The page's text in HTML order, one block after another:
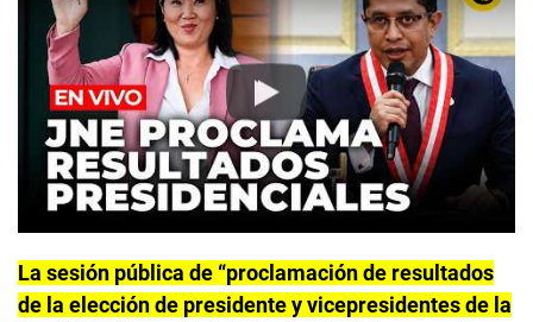
Play
La sesión pública de “proclamación de resultados
de la elección de presidente y vicepresidentes de la